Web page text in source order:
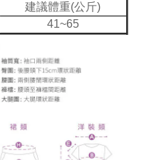
建議體重(公斤)
41~65